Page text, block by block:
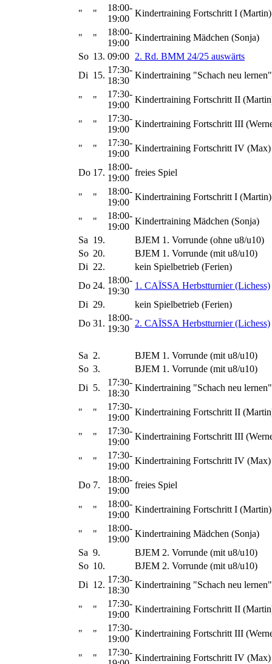
" "
18:00-
19:00
Kindertraining Fortschritt I (Martin)
" "
18:00-
19:00
Kindertraining Mädchen (Sonja)
So 13. 09:00 2. Rd. BMM 24/25 auswärts
Di 15.
17:30-
18:30
Kindertraining "Schach neu
" "
17:30-
19:00
Kindertraining Fortschritt II
" "
17:30-
19:00
Kindertraining Fortschritt III
" "
17:30-
19:00
Kindertraining Fortschritt IV (Max)
Do 17.
18:00-
19:00
freies Spiel
" "
18:00-
19:00
Kindertraining Fortschritt I (Martin)
" "
18:00-
19:00
Kindertraining Mädchen (Sonja)
Sa 19.
BJEM 1. Vorrunde (ohne u8/u10)
So 20.
BJEM 1. Vorrunde (mit u8/u10)
Di 22.
kein Spielbetrieb (Ferien)
Do 24.
18:00-
19:30
1. CAÏSSA Herbstturnier (Lichess)
Di 29.
kein Spielbetrieb (Ferien)
Do 31.
18:00-
19:30
2. CAÏSSA Herbstturnier (Lichess)
Sa 2.
BJEM 1. Vorrunde (mit u8/u10)
So 3.
BJEM 1. Vorrunde (mit u8/u10)
Di 5.
17:30-
18:30
Kindertraining "Schach neu
" "
17:30-
19:00
Kindertraining Fortschritt II
" "
17:30-
19:00
Kindertraining Fortschritt III
" "
17:30-
19:00
Kindertraining Fortschritt IV (Max)
Do 7.
18:00-
19:00
freies Spiel
" "
18:00-
19:00
Kindertraining Fortschritt I (Martin)
" "
18:00-
19:00
Kindertraining Mädchen (Sonja)
Sa 9.
BJEM 2. Vorrunde (mit u8/u10)
So 10.
BJEM 2. Vorrunde (mit u8/u10)
Di 12.
17:30-
18:30
Kindertraining "Schach neu
" "
17:30-
19:00
Kindertraining Fortschritt II
" "
17:30-
19:00
Kindertraining Fortschritt III
" "
17:30-
Kindertraining Fortschritt IV (Max)